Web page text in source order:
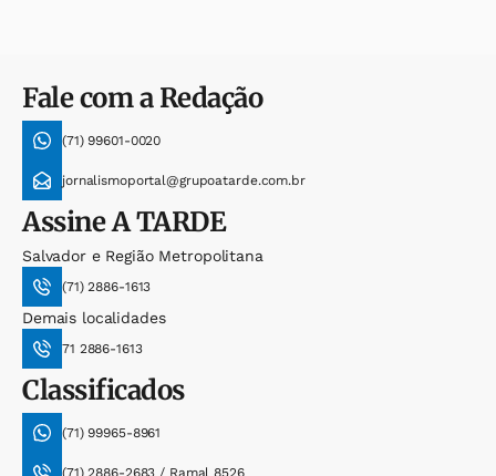
Fale com a Redação
(71) 99601-0020
jornalismoportal@grupoatarde.com.br
AssineA TARDE
Salvador e Região Metropolitana
(71) 2886-1613
Demais localidades
71 2886-1613
Classificados
(71) 99965-8961
(71) 2886-2683 / Ramal 8526